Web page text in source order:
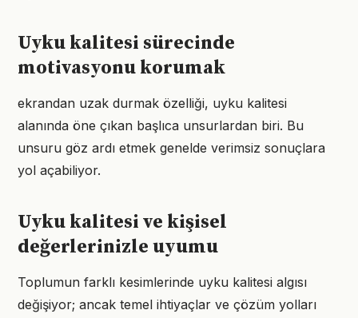
Uyku kalitesi sürecinde
motivasyonu korumak
ekrandan uzak durmak özelliği, uyku kalitesi
alanında öne çıkan başlıca unsurlardan biri. Bu
unsuru göz ardı etmek genelde verimsiz sonuçlara
yol açabiliyor.
Uyku kalitesi ve kişisel
değerlerinizle uyumu
Toplumun farklı kesimlerinde uyku kalitesi algısı
değişiyor; ancak temel ihtiyaçlar ve çözüm yolları